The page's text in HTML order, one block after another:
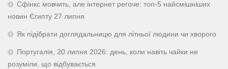
Сфінкс мовчить, але інтернет регоче: топ-5 найсмішніших
новин Єгипту 27 липня
Як підібрати доглядальницю для літньої людини чи хворого
Португалія, 20 липня 2026: день, коли навіть чайки не
розуміли, що відбувається